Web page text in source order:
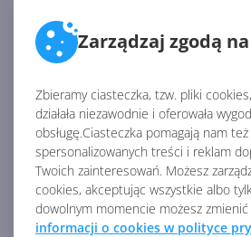
Zarządzaj zgodą
Zbieramy ciasteczka, tzw. pliki
działała niezawodnie i oferowała
obsługę.Ciasteczka pomagają nam
spersonalizowanych treści i reklam
Twoich zainteresowań. Możesz
cookies, akceptując wszystkie albo
dowolnym momencie możesz
informacji o cookies w polityce
możemy ze
Źródło:
http://www.windowslatest.com/
tvplayer-app-launches-windows-
AKTUALNOŚCI Z
WINDOWS 10